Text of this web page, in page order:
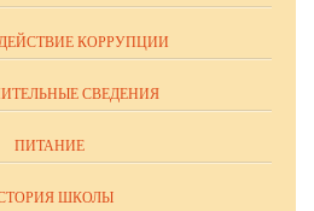
КОРРУПЦИИ
СВЕДЕНИЯ
ПИТАНИЕ
ШКОЛЫ